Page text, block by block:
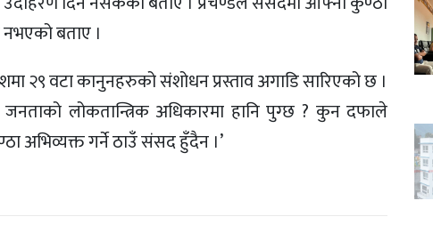
बताए ।
२९ वटा कानुनहरुको संशोधन प्रस्ताव अगाडि सारिएको छ ।
लोकतान्त्रिक अधिकारमा हानि पुग्छ ? कुन दफाले
अभिव्यक्त गर्ने ठाउँ संसद हुँदैन ।’